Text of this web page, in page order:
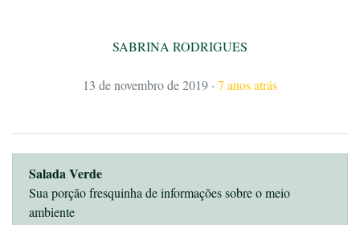
SABRINA RODRIGUES
13 de novembro de 2019 · 7 anos atrás
Salada Verde
Sua porção fresquinha de informações sobre o meio
ambiente